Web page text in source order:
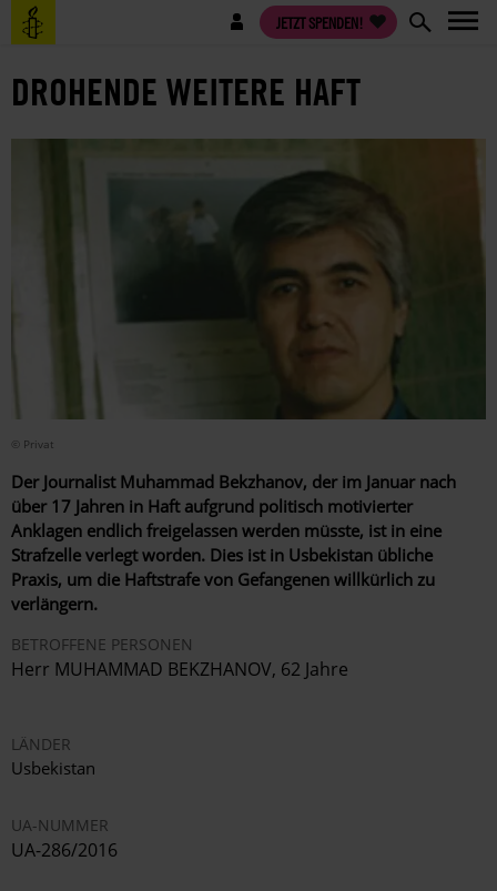
Direkt
zum
Benutzermenü JETZT SPENDEN!
DROHENDE WEITERE HAFT
© Privat
Der Journalist Muhammad Bekzhanov, der im Januar nach
über 17 Jahren in Haft aufgrund politisch motivierter
Anklagen endlich freigelassen werden müsste, ist in eine
Strafzelle verlegt worden. Dies ist in Usbekistan übliche
Praxis, um die Haftstrafe von Gefangenen willkürlich zu
verlängern.
BETROFFENE PERSONEN
Herr MUHAMMAD BEKZHANOV, 62 Jahre
LÄNDER
Usbekistan
UA-NUMMER
UA-286/2016